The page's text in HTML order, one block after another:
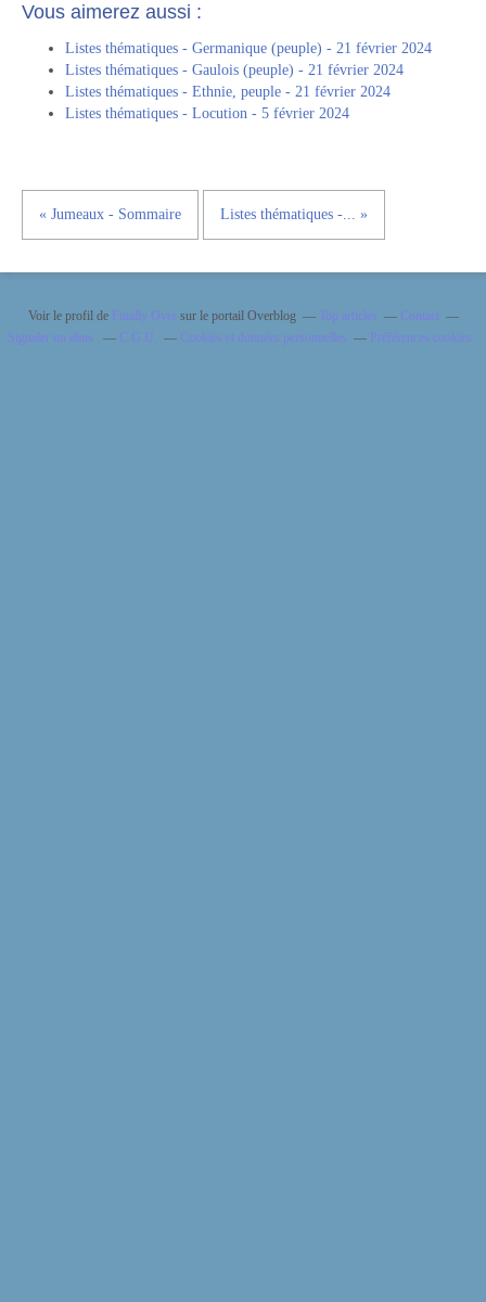
Vous aimerez aussi :
Listes thématiques - Germanique (peuple) - 21 février 2024
Listes thématiques - Gaulois (peuple) - 21 février 2024
Listes thématiques - Ethnie, peuple - 21 février 2024
Listes thématiques - Locution - 5 février 2024
« Jumeaux - Sommaire Listes thématiques -... »
Voir le profil de Finally Oversur le portail Overblog Top articles
Contact
Signaler un abus
C.G.U. Cookies et données personnelles Préférences cookies